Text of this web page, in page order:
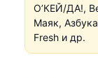
О’КЕЙ/ДА!,
Маяк,
Fresh и др.